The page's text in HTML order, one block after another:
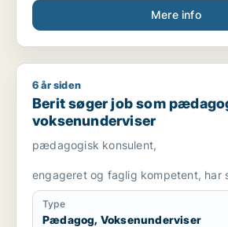
Mere info
Berit søger job som pædagog /
6 år siden
Berit søger job som
voksenunderviser
pædagogisk konsulent,
engageret og faglig kompetent, har
og er fleksibel
Type
Pædagog, Voksenunderviser